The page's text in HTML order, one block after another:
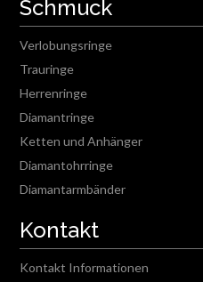
Schmuck
Verlobungsringe
Trauringe
Herrenringe
Diamantringe
Ketten und Anhänger
Diamantohrringe
Diamantarmbänder
Kontakt
Kontakt Informationen